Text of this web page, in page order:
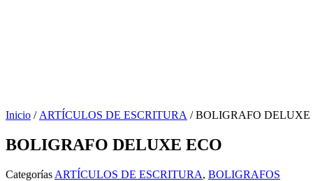
Inicio / ARTÍCULOS DE ESCRITURA / BOLIGRAFO DELUXE
BOLIGRAFO DELUXE ECO
Categorías ARTÍCULOS DE ESCRITURA, BOLIGRAFOS